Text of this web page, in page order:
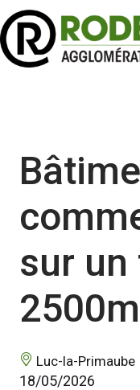
sur un
Luc-la-Primaube
18/05/2026